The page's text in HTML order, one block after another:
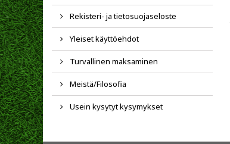
Rekisteri- ja tietosuojaseloste
Yleiset käyttöehdot
Turvallinen maksaminen
Meistä/Filosofia
Usein kysytyt kysymykset